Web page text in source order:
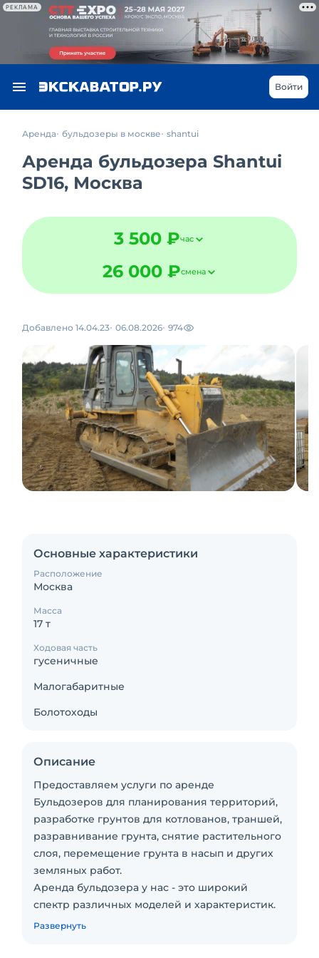
РЕКЛАМА
Войти
Аренда бульдозеры в москве shantui
Аренда бульдозера Shantui
SD16, Москва
3 500 ₽час
26 000 ₽смена
Добавлено 14.04.23 06.08.2026 974
Основные характеристики
Расположение
Москва
Масса
17 т
Ходовая часть
гусеничные
Малогабаритные
Болотоходы
Описание
Предоставляем услуги по аренде
Бульдозеров для планирования территорий,
разработке грунтов для котлованов, траншей,
разравнивание грунта, снятие растительного
слоя, перемещение грунта в насып и других
земляных работ.
Аренда бульдозера у нас - это широкий
спектр различных моделей и характеристик.
От 8 до 45 тонн. Марки техники: Shantui,
Развернуть